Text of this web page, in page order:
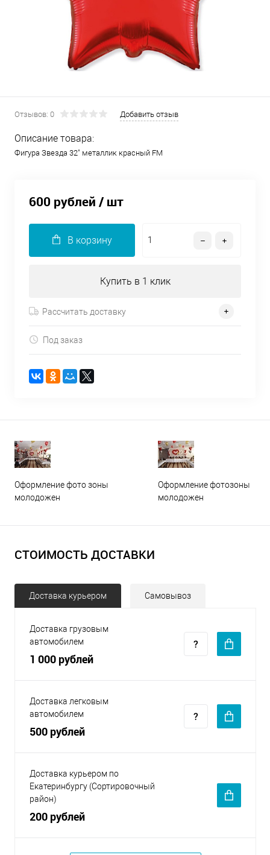
Отзывов: 0 Добавить отзыв
Описание товара:
Фигура Звезда 32" металлик красный FM
600 рублей / шт
В корзину
Купить в 1 клик
Рассчитать доставку
Под заказ
Оформление фото зоны
молодожен
Оформление фотозоны
молодожен
СТОИМОСТЬ ДОСТАВКИ
Доставка курьером Самовывоз
Доставка грузовым
автомобилем
1 000 рублей
Доставка легковым
автомобилем
500 рублей
Доставка курьером по
Екатеринбургу (Сортировочный
район)
200 рублей